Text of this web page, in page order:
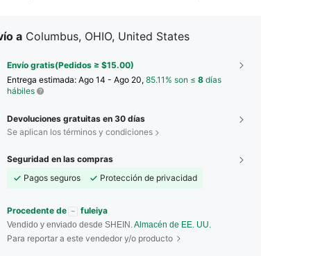
a Columbus, OHIO, United States
Envío gratis(Pedidos ≥ $15.00)
Entrega estimada: Ago 14 - Ago 20, 85.11% son ≤ 8 días
hábiles
Devoluciones gratuitas en 30 días
Se aplican los términos y condiciones
Seguridad en las compras
Pagos seguros
Protección de privacidad
Procedente de fuleiya
Vendido y enviado desde SHEIN. Almacén de EE. UU.
Para reportar a este vendedor y/o producto